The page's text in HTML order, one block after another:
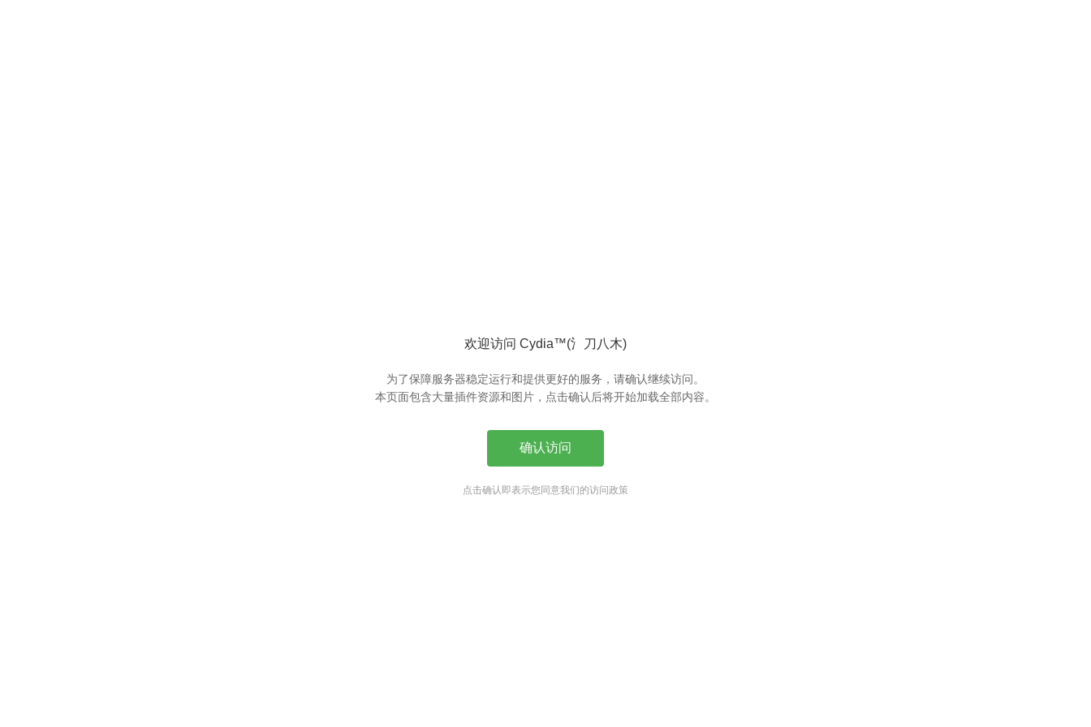
欢迎访问 Cydia™(氵刀八木)
为了保障服务器稳定运行和提供更好的服务，请确认继续访问。
本页面包含大量插件资源和图片，点击确认后将开始加载全部内容。
确认访问
点击确认即表示您同意我们的访问政策